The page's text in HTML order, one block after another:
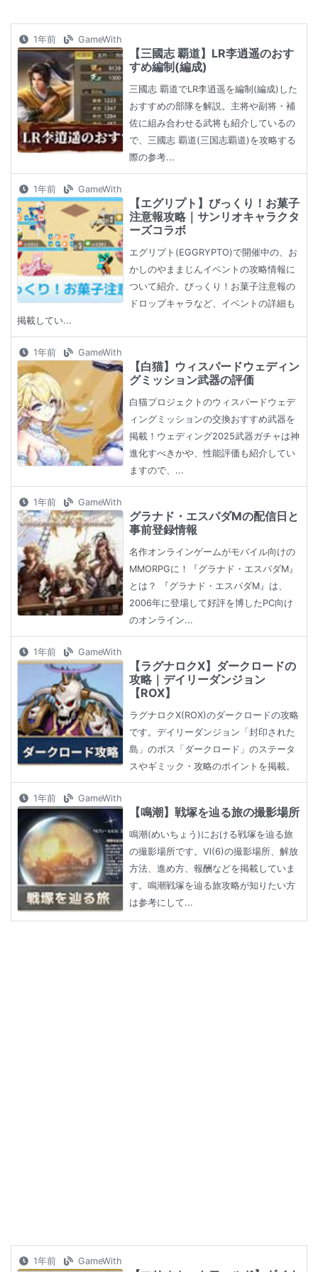
1年前 GameWith
【三國志 覇道】LR李逍遥のおす
すめ編制(編成)
三國志 覇道でLR李逍遥を編制(編成)した
おすすめの部隊を解説。主将や副将・補
佐に組み合わせる武将も紹介しているの
で、三國志 覇道(三国志覇道)を攻略する
際の参考...
1年前 GameWith
【エグリプト】びっくり！お菓子
注意報攻略｜サンリオキャラクタ
ーズコラボ
エグリプト(EGGRYPTO)で開催中の、お
かしのやままじんイベントの攻略情報に
ついて紹介。びっくり！お菓子注意報の
ドロップキャラなど、イベントの詳細も
掲載してい...
1年前 GameWith
【白猫】ウィスパードウェディン
グミッション武器の評価
白猫プロジェクトのウィスパードウェデ
ィングミッションの交換おすすめ武器を
掲載！ウェディング2025武器ガチャは神
進化すべきかや、性能評価も紹介してい
ますので、...
1年前 GameWith
グラナド・エスパダMの配信日と
事前登録情報
名作オンラインゲームがモバイル向けの
MMORPGに！『グラナド・エスパダM』
とは？ 『グラナド・エスパダM』は、
2006年に登場して好評を博したPC向け
のオンライン...
1年前 GameWith
【ラグナロクX】ダークロードの
攻略｜デイリーダンジョン
【ROX】
ラグナロクX(ROX)のダークロードの攻略
です。デイリーダンジョン「封印された
島」のボス「ダークロード」のステータ
スやギミック・攻略のポイントを掲載。
1年前 GameWith
【鳴潮】戦塚を辿る旅の撮影場所
鳴潮(めいちょう)における戦塚を辿る旅
の撮影場所です。Ⅵ(6)の撮影場所、解放
方法、進め方、報酬などを掲載していま
す。鳴潮戦塚を辿る旅攻略が知りたい方
は参考にして...
1年前 GameWith